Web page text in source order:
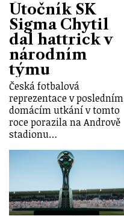
Útočník SK
Sigma Chytil
dal hattrick v
národním
týmu
Česká fotbalová
reprezentace v posledním
domácím utkání v tomto
roce porazila na Andrově
stadionu…